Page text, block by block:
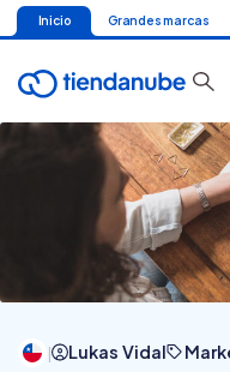
Inicio Grandes marcas
| Lukas Vidal